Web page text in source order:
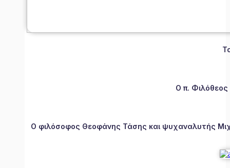
Ο π.
Ο φιλόσοφος Θεοφάνης Τάσης και ψυχαναλυτής